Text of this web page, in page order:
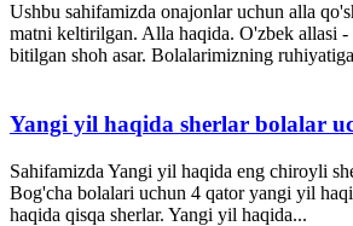
Ushbu sahifamizda onajonlar uchun alla
matni keltirilgan. Alla haqida. O'zbek allasi
bitilgan shoh asar. Bolalarimizning
Yangi yil haqida sherlar bolalar
Sahifamizda Yangi yil haqida eng chiroyli
Bog'cha bolalari uchun 4 qator yangi yil
haqida qisqa sherlar. Yangi yil haqida...